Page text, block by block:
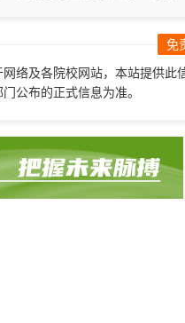
免
络及各院校网站，本站提供
公布的正式信息为准。